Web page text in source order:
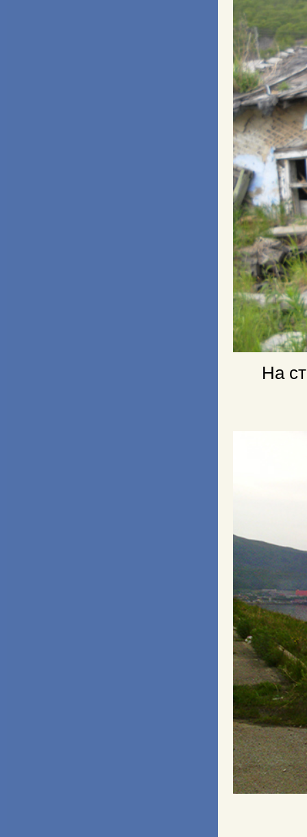
На